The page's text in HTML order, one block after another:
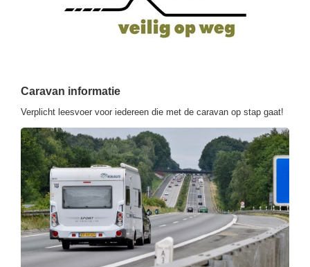
Caravan informatie
Verplicht leesvoer voor iedereen die met de caravan op stap gaat!